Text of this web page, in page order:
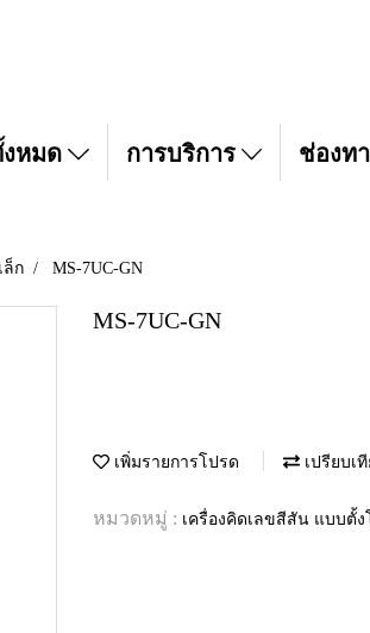
หมด การบริการ ช่องท
ล็ก MS-7UC-GN
MS-7UC-GN
เพิ่มรายการโปรด เปรียบเ
หมวดหมู่ : เครื่องคิดเลขสีสัน แบบตั้